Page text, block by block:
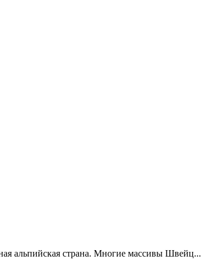
альпийская страна. Многие массивы Швейц...